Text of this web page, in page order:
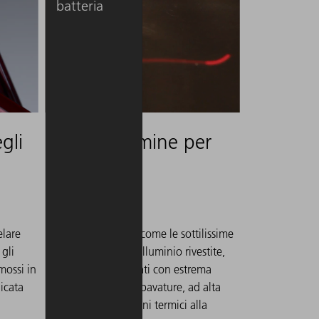
in
batteria
Taglio di lamine per
I materiali sensibili, come le sottilissime
pellicole di rame e alluminio rivestite,
devono essere tagliati con estrema
precisione e senza sbavature, ad alta
velocità e senza danni termici alla